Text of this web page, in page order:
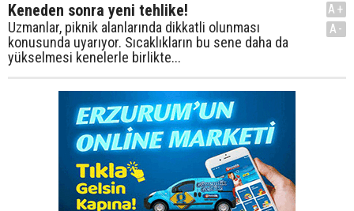
Keneden sonra yeni tehlike!
Uzmanlar, piknik alanlarında dikkatli olunması
konusunda uyarıyor. Sıcaklıkların bu sene daha da
yükselmesi kenelerle birlikte...
A+
A-